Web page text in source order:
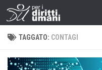
TAGGATO: CONTAGI